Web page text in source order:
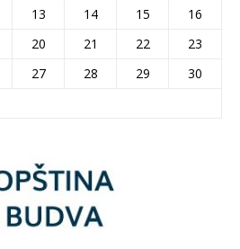
13 14 15
16
20 21 22
23
27 28 29
30